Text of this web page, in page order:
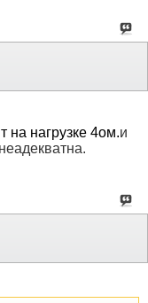
на нагрузке 4ом.и